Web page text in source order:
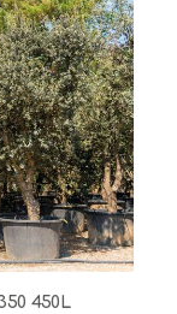
450L